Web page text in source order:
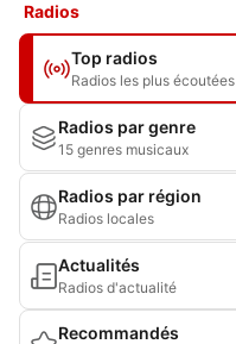
Radios
Top radios
Radios les plus écoutées
Radios par genre
15 genres musicaux
Radios par région
Radios locales
Actualités
Radios d'actualité
Recommandés